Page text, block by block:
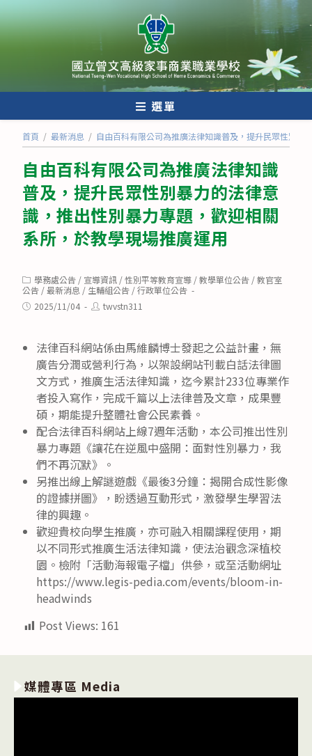
跳
轉
至
內
選單
首頁 / 最新消息 / 自由百科有限公司為推廣法律知識普及，提升民眾性別
自由百科有限公司為推廣法律知識
普及，提升民眾性別暴力的法律意
識，推出性別暴力專題，歡迎相關
系所，於教學現場推廣運用
Post
category:
學務處公告 / 宣導資訊 /性別平等教育宣導 /教學單位公告 /教官室
公告 /最新消息 / 生輔組公告 /行政單位公告
Post2025/11/04
Posttwvstn311
法律百科網站係由馬維麟博士發起之公益計畫，無
廣告分潤或營利行為，以架設網站刊載白話法律圖
文方式，推廣生活法律知識，迄今累計233位專業作
者投入寫作，完成千篇以上法律普及文章，成果豐
碩，期能提升整體社會公民素養。
配合法律百科網站上線7週年活動，本公司推出性別
暴力專題《讓花在逆風中盛開：面對性別暴力，我
們不再沉默》。
另推出線上解謎遊戲《最後3分鐘：揭開合成性影像
的證據拼圖》，盼透過互動形式，激發學生學習法
律的興趣。
歡迎貴校向學生推廣，亦可融入相關課程使用，期
以不同形式推廣生活法律知識，使法治觀念深植校
園。檢附「活動海報電子檔」供參，或至活動網址
https://www.legis-pedia.com/events/bloom-in-
headwinds
Post Views: 161
媒體專區 Media